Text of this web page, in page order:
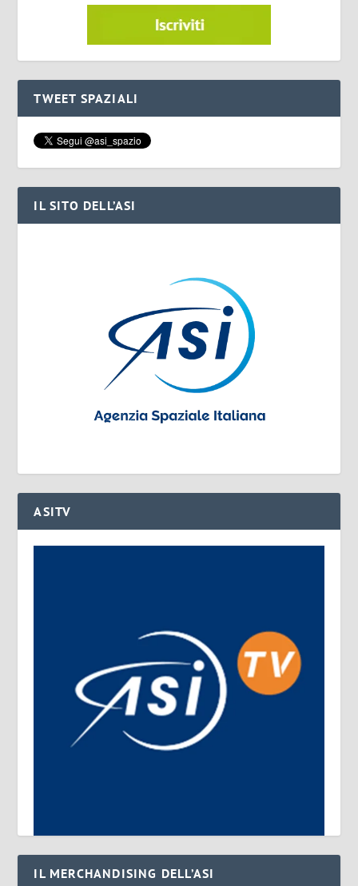
TWEET SPAZIALI
IL SITO DELL’ASI
ASITV
IL MERCHANDISING DELL’ASI